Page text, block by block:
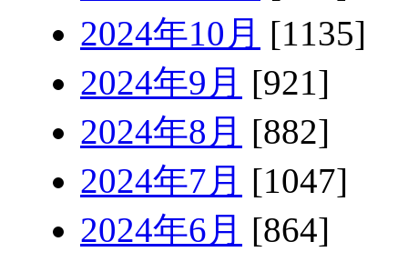
2024年10月 [1135]
2024年9月 [921]
2024年8月 [882]
2024年7月 [1047]
2024年6月 [864]